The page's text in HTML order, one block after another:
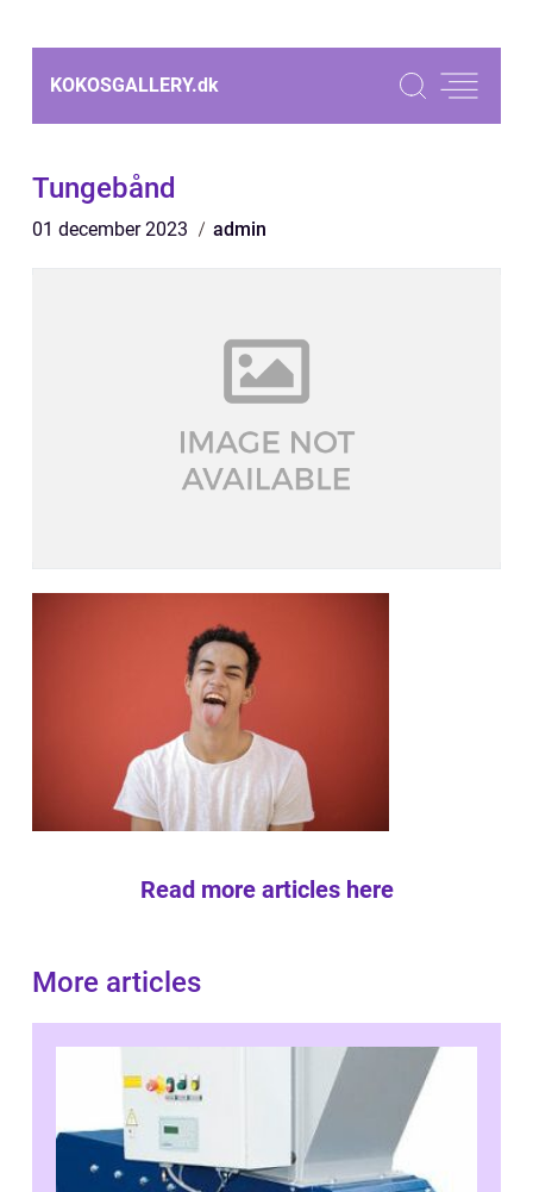
KOKOSGALLERY.dk
Tungebånd
01 december 2023 admin
Read more articles here
More articles